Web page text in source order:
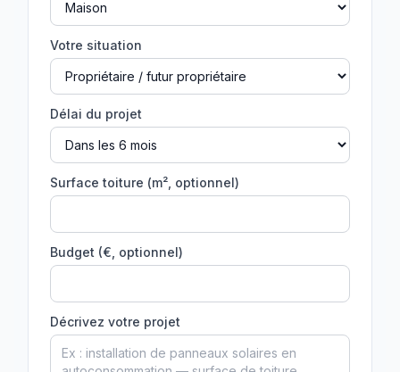
Votre situation
Délai du projet
Surface toiture (m², optionnel)
Budget (€, optionnel)
Décrivez votre projet